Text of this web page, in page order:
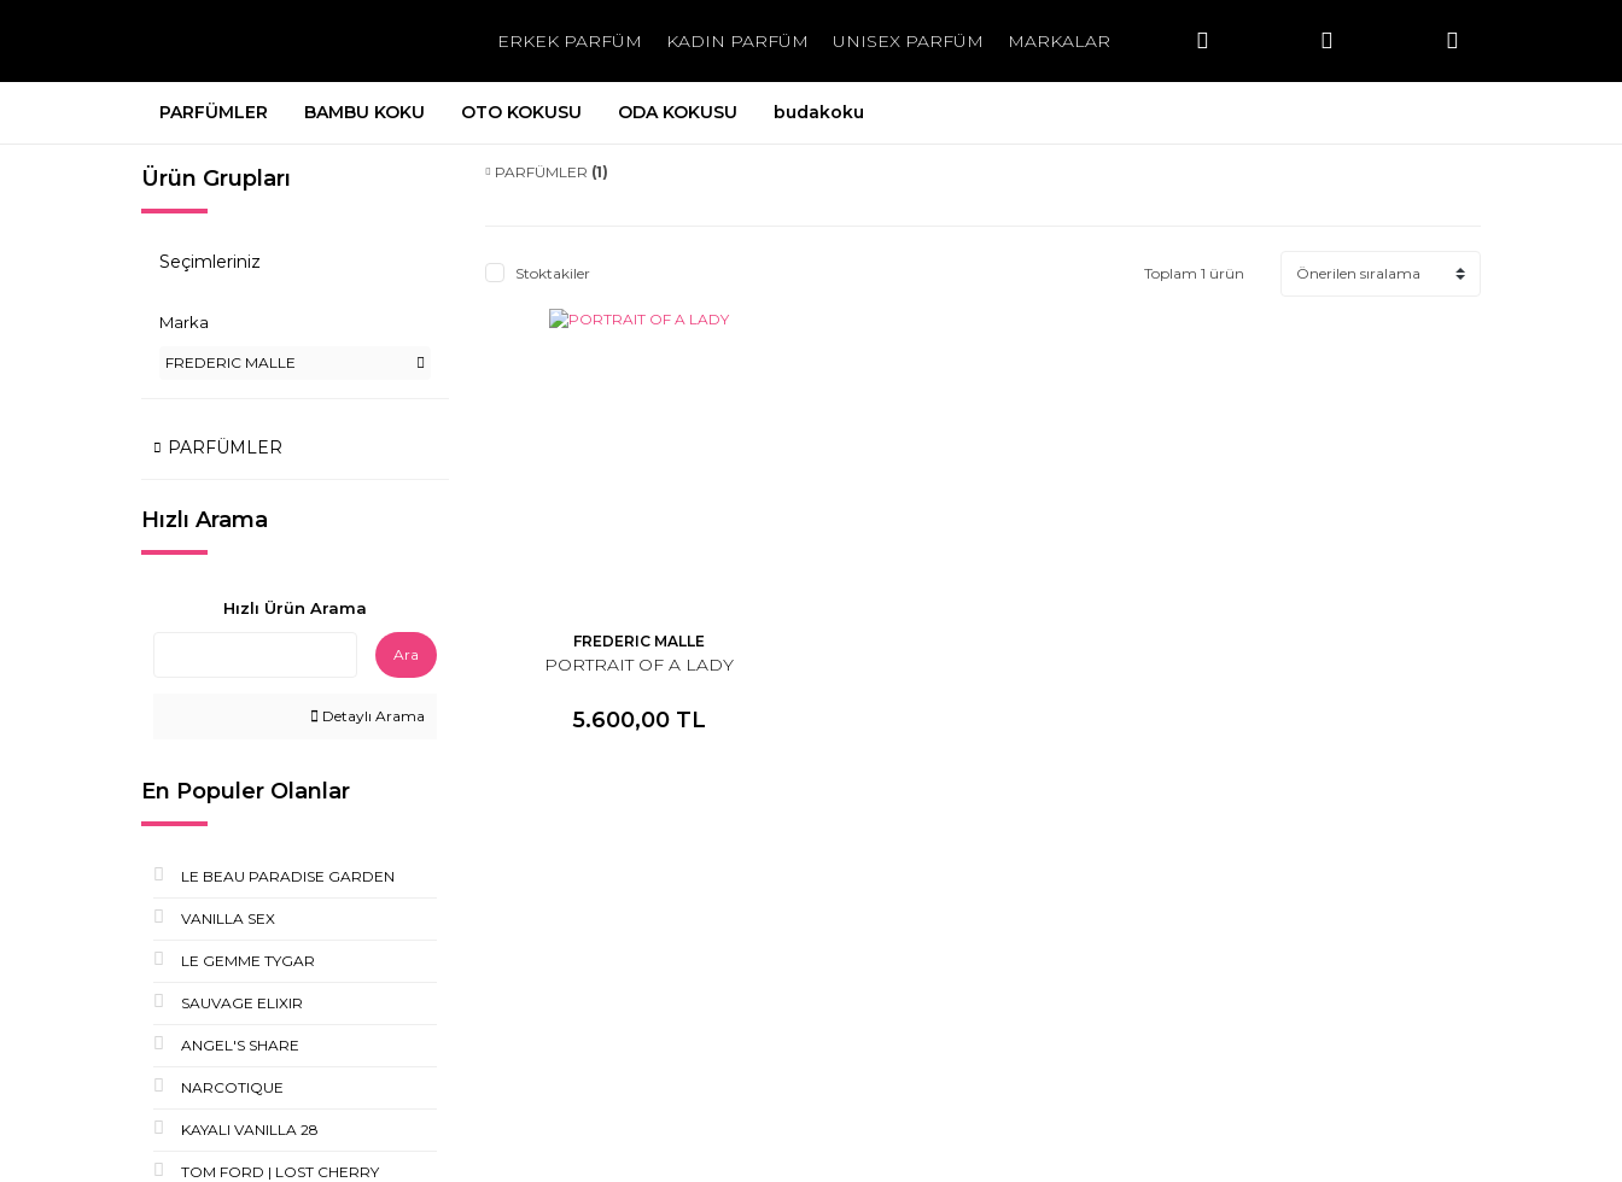
ERKEK PARFÜM KADIN PARFÜM UNISEX PARFÜM MARKALAR
PARFÜMLER BAMBU KOKU OTO KOKUSU ODA KOKUSU budakoku
Ürün Grupları
Seçimleriniz
Marka
FREDERIC MALLE
PARFÜMLER
Hızlı Arama
Hızlı Ürün Arama
Ara
Detaylı Arama
En Populer Olanlar
LE BEAU PARADISE GARDEN
VANILLA SEX
LE GEMME TYGAR
SAUVAGE ELIXIR
ANGEL'S SHARE
NARCOTIQUE
KAYALI VANILLA 28
TOM FORD | LOST CHERRY
PARFÜMLER (1)
Stoktakiler Toplam 1 ürün
FREDERIC MALLE
PORTRAIT OF A LADY
5.600,00 TL